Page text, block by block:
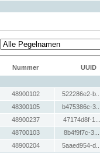
Nummer UUID
48900102 522286e2-b...
48300105 b475386c-3...
48900237 47174d8f-1...
48700103 8b4f9f7c-3...
48900204 5aaed954-d...